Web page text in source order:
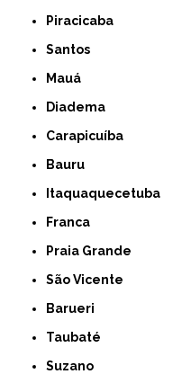
Piracicaba
Santos
Mauá
Diadema
Carapicuíba
Bauru
Itaquaquecetuba
Franca
Praia Grande
São Vicente
Barueri
Taubaté
Suzano